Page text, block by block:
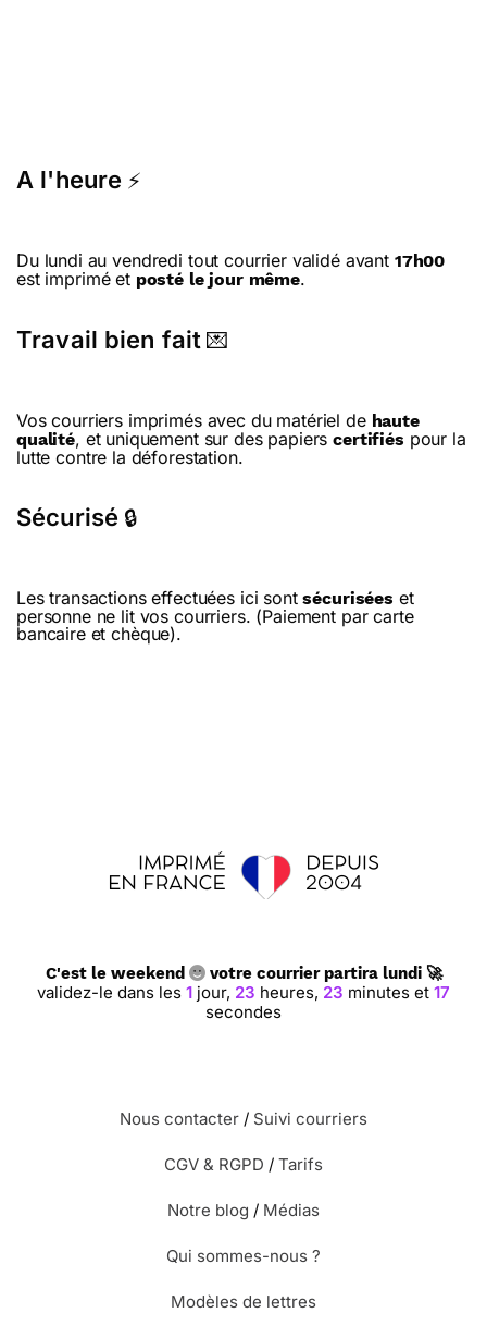
A l'heure ⚡
Du lundi au vendredi tout courrier validé avant 17h00
est imprimé et posté le jour même.
Travail bien fait 💌
Vos courriers imprimés avec du matériel de haute
qualité, et uniquement sur des papierscertifiés pour la
lutte contre la déforestation.
Sécurisé 🔒
Les transactions effectuées ici sontsécurisées et
personne ne lit vos courriers. (Paiement par carte
bancaire et chèque).
C'est le weekend votre courrier partira lundi 🚀
validez-le dans les 1 jour, 23 heures, 23 minutes et 17
secondes
Nous contacter / Suivi courriers
CGV & RGPD / Tarifs
Notre blog / Médias
Qui sommes-nous ?
Modèles de lettres